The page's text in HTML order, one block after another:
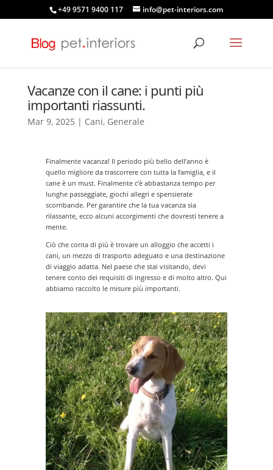
+49 9571 9400 117 info@pet-interiors.com
Vacanze con il cane: i punti più
importanti riassunti.
Mar 9, 2025 | Cani, Generale
Finalmente vacanza! Il periodo più bello dell’anno è
quello migliore da trascorrere con tutta la famiglia, e il
cane è un must. Finalmente c’è abbastanza tempo per
lunghe passeggiate, giochi allegri e spensierate
scorribande. Per garantire che la tua vacanza sia
rilassante, ecco alcuni accorgimenti che dovresti tenere a
mente.
Ciò che conta di più è trovare un alloggio che accetti i
cani, un mezzo di trasporto adeguato e una destinazione
di viaggio adatta. Nel paese che stai visitando, devi
tenere conto dei requisiti di ingresso e di molto altro. Qui
abbiamo raccolto le misure più importanti.